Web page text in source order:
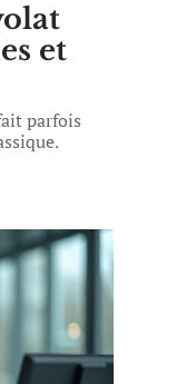
et
parfois